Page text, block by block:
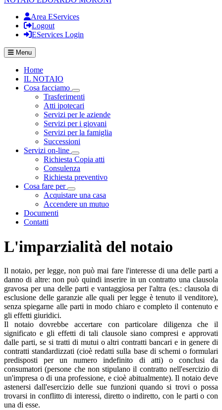
Area EServices
Logout
EServices Login
Menu
Home
IL NOTAIO
Cosa facciamo
Visualizza menù di secondo livello
Trasferimenti
Atti ipotecari
Servizi per le aziende
Servizi per i giovani
Servizi per la famiglia
Successioni
Servizi on-line
Visualizza menù di secondo livello
Richiesta Copia atti
Consulenza
Richiesta preventivo
Cosa fare per
Visualizza menù di secondo livello
Acquistare una casa
Accendere un mutuo
Documenti
Contatti
L'imparzialità del notaio
Il notaio, per legge, non può mai fare l'interesse di una delle parti a
danno di altre: non può quindi inserire in un contratto una clausola
gravosa per una delle parti e vantaggiosa per l'altra (es.: clausola di
esclusione delle garanzie alle quali per legge è tenuto il venditore),
senza spiegarne alle parti in modo chiaro e completo il contenuto e
gli effetti giuridici.
Il notaio dovrebbe accertare con particolare diligenza che il
significato e gli effetti di tali clausole siano compresi e approvati
dalle parti, se si tratti di mutui o altri contratti bancari e in genere di
contratti standardizzati (cioè redatti sulla base di schemi o formulari
predisposti per un numero indefinito di atti) o conclusi da
consumatori (persone che non stipulano il contratto nell'esercizio di
un'impresa o di una professione, e cioè abitualmente). Il notaio deve
astenersi dall'esercizio delle sue funzioni quando si trovi o possa
trovarsi in conflitto di interessi, diretto o indiretto, con le parti o con
una di esse.